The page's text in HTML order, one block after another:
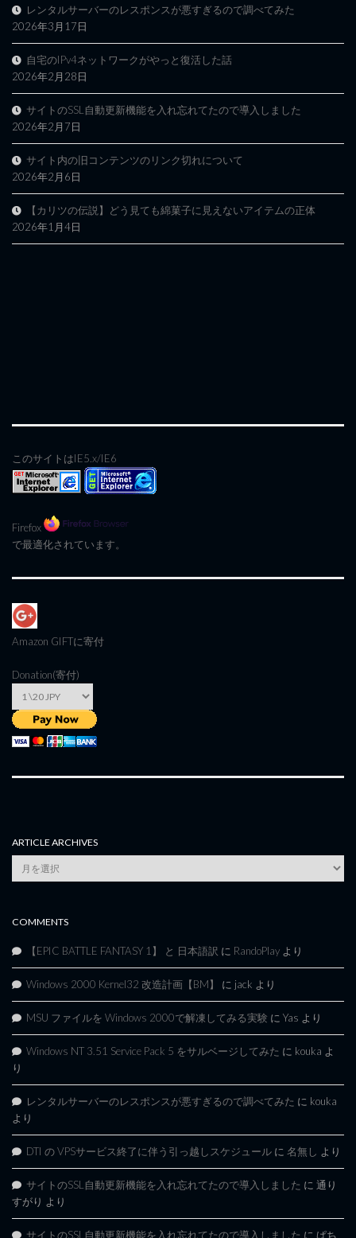
レンタルサーバーのレスポンスが悪すぎるので調べてみた
2026年3月17日
自宅のIPv4ネットワークがやっと復活した話
2026年2月28日
サイトのSSL自動更新機能を入れ忘れてたので導入しました
2026年2月7日
サイト内の旧コンテンツのリンク切れについて
2026年2月6日
【カリツの伝説】どう見ても綿菓子に見えないアイテムの正体
2026年1月4日
このサイトはIE5.x/IE6
Firefox
で最適化されています。
Amazon GIFTに寄付
Donation(寄付)
ARTICLE ARCHIVES
Article
Archives
COMMENTS
【EPIC BATTLE FANTASY 1】 と 日本語訳 に RandoPlay より
Windows 2000 Kernel32 改造計画【BM】 に jack より
MSU ファイルを Windows 2000で解凍してみる実験 に Yas より
Windows NT 3.51 Service Pack 5 をサルベージしてみた に kouka よ
り
レンタルサーバーのレスポンスが悪すぎるので調べてみた に kouka
より
DTI の VPSサービス終了に伴う引っ越しスケジュール に 名無し より
サイトのSSL自動更新機能を入れ忘れてたので導入しました に 通り
すがり より
サイトのSSL自動更新機能を入れ忘れてたので導入しました に ぱち